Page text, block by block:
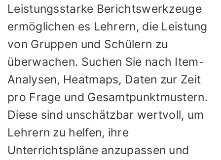
Leistungsstarke Berichtswerkzeuge
ermöglichen es Lehrern, die Leistung
von Gruppen und Schülern zu
überwachen. Suchen Sie nach Item-
Analysen, Heatmaps, Daten zur Zeit
pro Frage und Gesamtpunktmustern.
Diese sind unschätzbar wertvoll, um
Lehrern zu helfen, ihre
Unterrichtspläne anzupassen und